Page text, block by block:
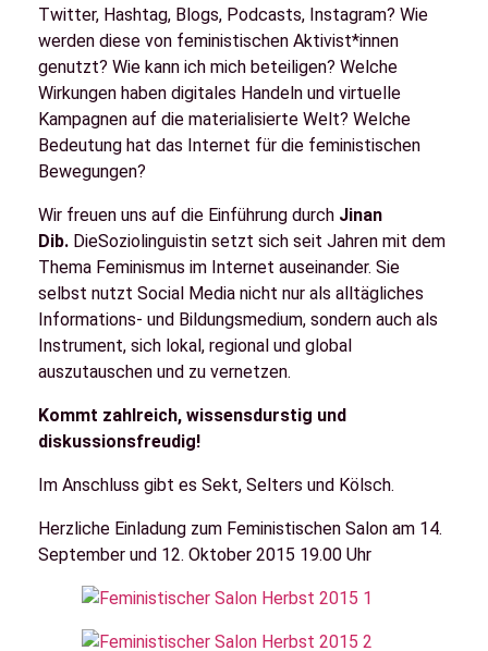
Twitter, Hashtag, Blogs, Podcasts, Instagram? Wie
werden diese von feministischen Aktivist*innen
genutzt? Wie kann ich mich beteiligen? Welche
Wirkungen haben digitales Handeln und virtuelle
Kampagnen auf die materialisierte Welt? Welche
Bedeutung hat das Internet für die feministischen
Bewegungen?
Wir freuen uns auf die Einführung durch Jinan
Dib. DieSoziolinguistin setzt sich seit Jahren mit dem
Thema Feminismus im Internet auseinander. Sie
selbst nutzt Social Media nicht nur als alltägliches
Informations- und Bildungsmedium, sondern auch als
Instrument, sich lokal, regional und global
auszutauschen und zu vernetzen.
Kommt zahlreich, wissensdurstig und
diskussionsfreudig!
Im Anschluss gibt es Sekt, Selters und Kölsch.
Herzliche Einladung zum Feministischen Salon am 14.
September und 12. Oktober 2015 19.00 Uhr